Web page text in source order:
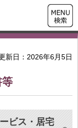
検索・
共通メ
ニュー
新日：2026年6月5日
ビス・居宅